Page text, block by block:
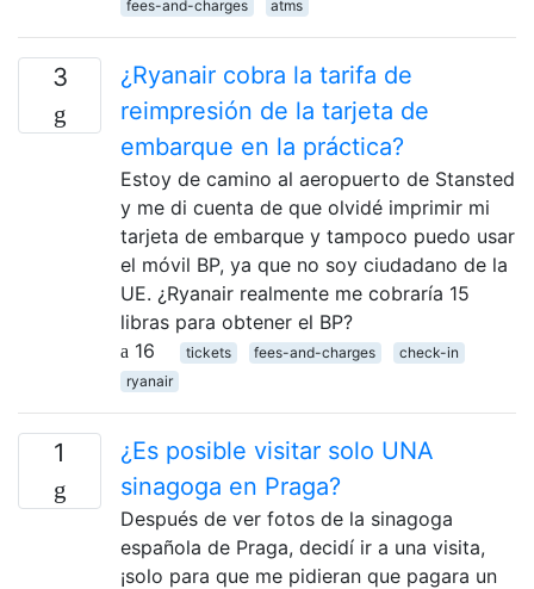
fees-and-charges
atms
3
¿Ryanair cobra la tarifa de
reimpresión de la tarjeta de
embarque en la práctica?
Estoy de camino al aeropuerto de Stansted
y me di cuenta de que olvidé imprimir mi
tarjeta de embarque y tampoco puedo usar
el móvil BP, ya que no soy ciudadano de la
UE. ¿Ryanair realmente me cobraría 15
libras para obtener el BP?
16
tickets fees-and-charges
check-in
ryanair
1
¿Es posible visitar solo UNA
sinagoga en Praga?
Después de ver fotos de la sinagoga
española de Praga, decidí ir a una visita,
¡solo para que me pidieran que pagara un